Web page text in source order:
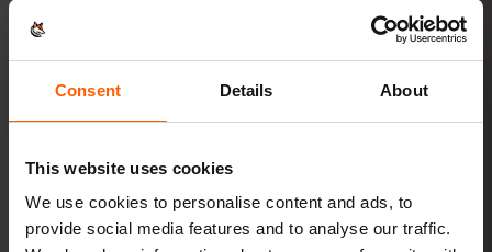
Consent Details About
This website uses cookies
We use cookies to personalise content and ads, to
provide social media features and to analyse our traffic.
CONSIGLIATO5–10 GB / mese
Streaming e hotspot
Video, videochiamate e connessione per laptop o